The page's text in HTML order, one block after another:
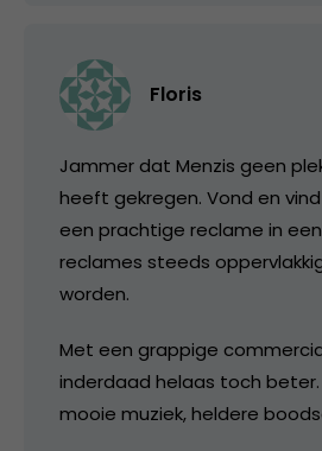
Floris
Jammer dat Menzis geen
heeft gekregen. Vond en
een prachtige reclame in
reclames steeds
worden.
Met een grappige
inderdaad helaas toch
mooie muziek, heldere